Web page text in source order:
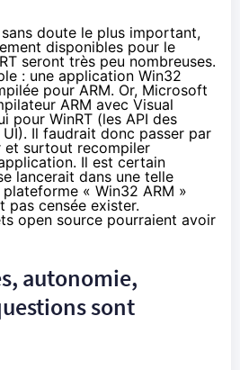
sans doute le plus important,
disponibles pour le
seront très peu nombreuses.
: une application Win32
pour ARM. Or, Microsoft
ARM avec Visual
pour WinRT (les API des
Il faudrait donc passer par
et surtout recompiler
Il est certain
lancerait dans une telle
« Win32 ARM »
pas censée exister.
open source pourraient avoir
autonomie,
sont